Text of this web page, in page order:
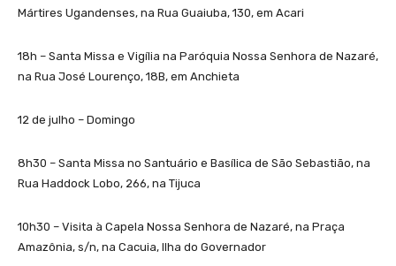
Mártires Ugandenses, na Rua Guaiuba, 130, em Acari
18h – Santa Missa e Vigília na Paróquia Nossa Senhora de Nazaré,
na Rua José Lourenço, 18B, em Anchieta
12 de julho – Domingo
8h30 – Santa Missa no Santuário e Basílica de São Sebastião, na
Rua Haddock Lobo, 266, na Tijuca
10h30 – Visita à Capela Nossa Senhora de Nazaré, na Praça
Amazônia, s/n, na Cacuia, Ilha do Governador